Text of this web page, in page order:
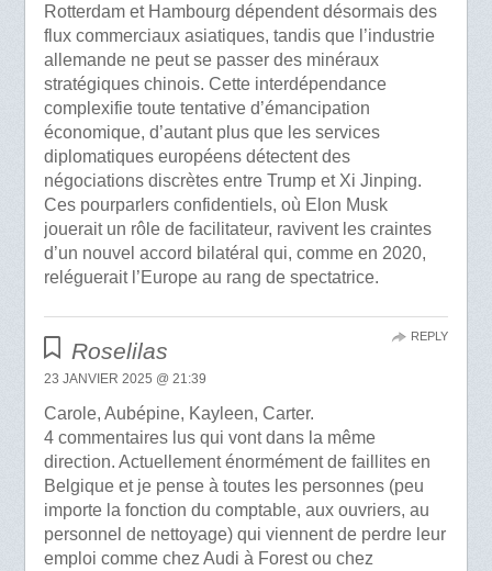
Rotterdam et Hambourg dépendent désormais des
flux commerciaux asiatiques, tandis que l’industrie
allemande ne peut se passer des minéraux
stratégiques chinois. Cette interdépendance
complexifie toute tentative d’émancipation
économique, d’autant plus que les services
diplomatiques européens détectent des
négociations discrètes entre Trump et Xi Jinping.
Ces pourparlers confidentiels, où Elon Musk
jouerait un rôle de facilitateur, ravivent les craintes
d’un nouvel accord bilatéral qui, comme en 2020,
reléguerait l’Europe au rang de spectatrice.
Roselilas
23 JANVIER 2025 @ 21:39
Carole, Aubépine, Kayleen, Carter.
4 commentaires lus qui vont dans la même
direction. Actuellement énormément de faillites en
Belgique et je pense à toutes les personnes (peu
importe la fonction du comptable, aux ouvriers, au
personnel de nettoyage) qui viennent de perdre leur
emploi comme chez Audi à Forest ou chez
REPLY